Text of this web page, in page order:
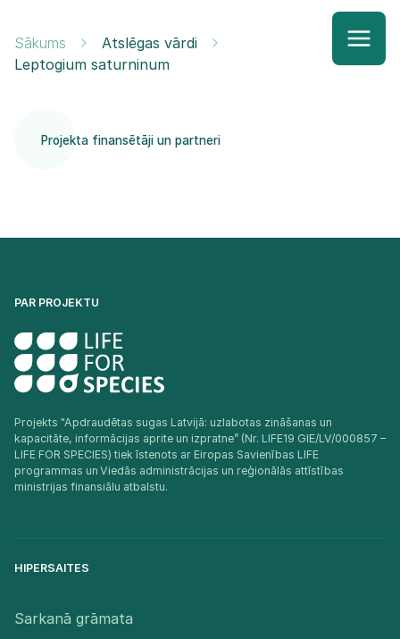
Sākums
Atslēgas vārdi
Leptogium saturninum
Projekta finansētāji un partneri
PAR PROJEKTU
Projekts "Apdraudētas sugas Latvijā: uzlabotas zināšanas un
kapacitāte, informācijas aprite un izpratne” (Nr. LIFE19 GIE/LV/000857 –
LIFE FOR SPECIES) tiek īstenots ar Eiropas Savienības LIFE
programmas un Viedās administrācijas un reģionālās attīstības
ministrijas finansiālu atbalstu.​
HIPERSAITES
Sarkanā grāmata